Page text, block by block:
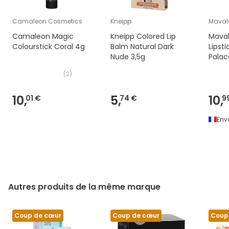
; CI 42090 (LAC BLEU 1).
Camaleon Cosmetics
Camaleon Magic
Colourstick Coral 4g
(2)
10,01 €
Kneipp
Kneipp Colored Lip
Balm Natural Dark
Nude 3,5g
5,74 € 10,
Autres produits de la même marque
Coup de cœur Coup de cœur